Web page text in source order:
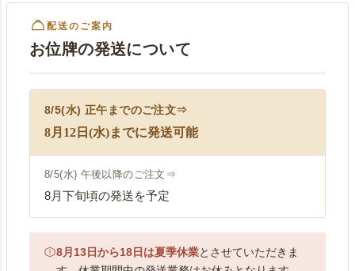
配送のご案内
お位牌の発送について
8/5(水) 正午までのご注文⇒
8月12日(水)までに発送可能
8/5(水) 午後以降のご注文⇒
8月下旬頃の発送を予定
8月13日から18日は夏季休業とさせていただきま